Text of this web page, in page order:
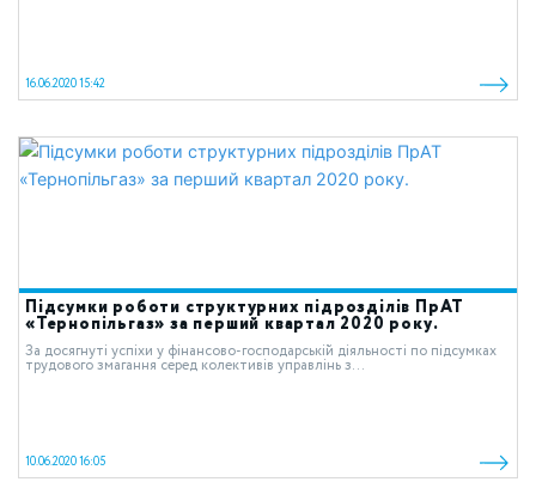
16.06.2020 15:42
Підсумки роботи структурних підрозділів ПрАТ
«Тернопільгаз» за перший квартал 2020 року.
За досягнуті успіхи у фінансово-господарській діяльності по підсумках
трудового змагання серед колективів управлінь з...
10.06.2020 16:05